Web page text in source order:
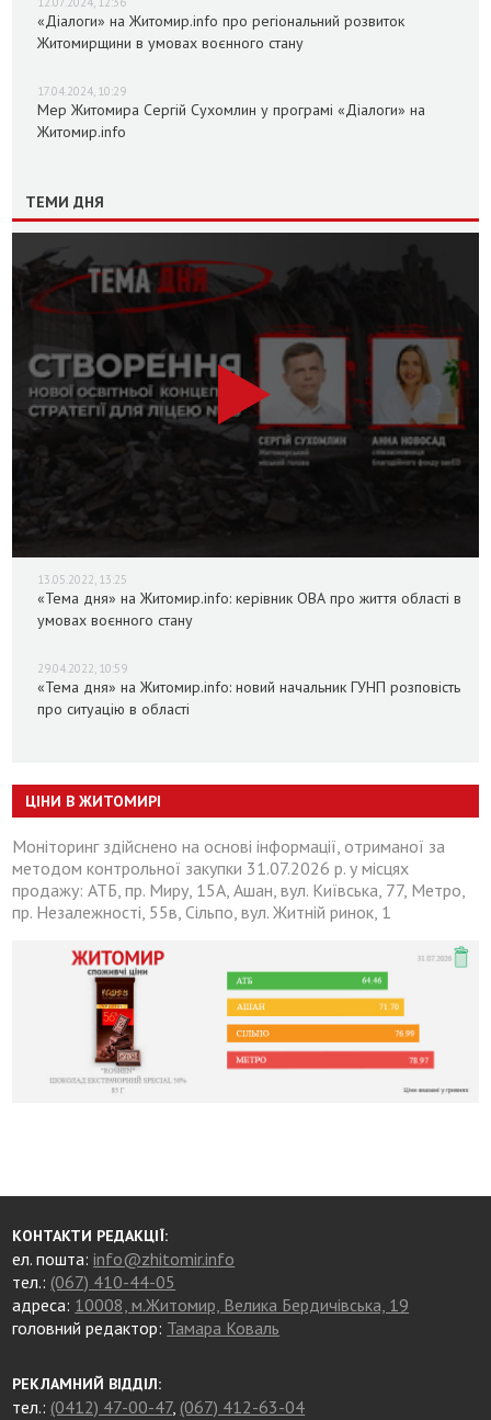
«Діалоги» на Житомир.info про регіональний розвиток
Житомирщини в умовах воєнного стану
17.04.2024, 10:29
Мер Житомира Сергій Сухомлин у програмі «Діалоги» на
Житомир.info
ТЕМИ ДНЯ
13.05.2022, 13:25
«Тема дня» на Житомир.info: керівник ОВА про життя області в
умовах воєнного стану
29.04.2022, 10:59
«Тема дня» на Житомир.info: новий начальник ГУНП розповість
про ситуацію в області
ЦІНИ В ЖИТОМИРІ
Моніторинг здійснено на основі інформації, отриманої за
методом контрольної закупки 31.07.2026 р. у місцях
продажу: АТБ, пр. Миру, 15А, Ашан, вул. Київська, 77, Метро,
пр. Незалежності, 55в, Сільпо, вул. Житній ринок, 1
КОНТАКТИ РЕДАКЦІЇ:
ел. пошта:info@zhitomir.info
тел.: (067) 410-44-05
адреса: 10008, м.Житомир, Велика Бердичівська, 19
головний редактор: Тамара Коваль
РЕКЛАМНИЙ ВІДДІЛ:
тел.: (0412) 47-00-47, (067) 412-63-04